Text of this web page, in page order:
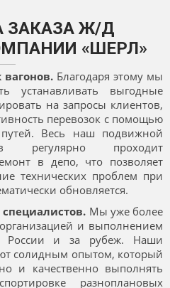
ЗАКАЗА Ж/Д
«ШЕРЛ»
Благодаря этому мы
устанавливать выгодные
на запросы клиентов,
перевозок с помощью
Весь наш подвижной
регулярно проходит
в депо, что позволяет
технических проблем при
обновляется.
Мы уже более
и выполнением
России и за рубеж. Наши
солидным опытом, который
и качественно выполнять
разноплановых